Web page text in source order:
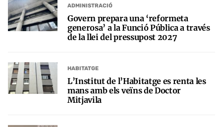
ADMINISTRACIÓ
Govern prepara una ‘reformeta
generosa’ a la Funció Pública a través
de la llei del pressupost 2027
HABITATGE
L’Institut de l’Habitatge es renta les
mans amb els veïns de Doctor
Mitjavila